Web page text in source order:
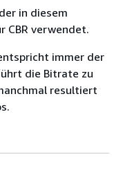
in diesem
CBR verwendet.
immer der
die Bitrate zu
resultiert